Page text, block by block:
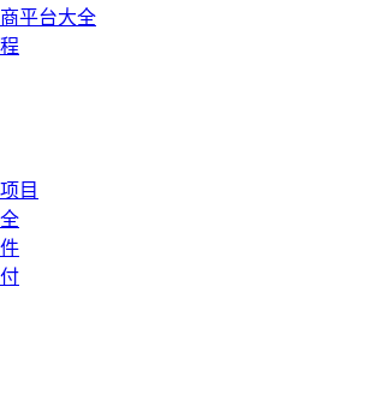
平台大全
目